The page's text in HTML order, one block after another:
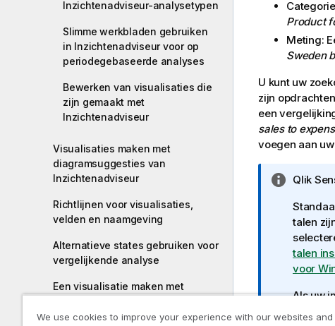
Inzichtenadviseur-analysetypen
Slimme werkbladen gebruiken
in Inzichtenadviseur voor op
periodegebaseerde analyses
Bewerken van visualisaties die
zijn gemaakt met
Inzichtenadviseur
Visualisaties maken met
diagramsuggesties van
Inzichtenadviseur
Richtlijnen voor visualisaties,
velden en naamgeving
Alternatieve states gebruiken voor
vergelijkende analyse
Een visualisatie maken met
Product
Meting:
Sweden
U kunt uw
zijn
een
sales to
voegen aan
I
f
o
r
m
a
t
e
Qlik
talen
talen
voor
Als uw
SaaS
,
We use cookies to improve your experience with our websites and